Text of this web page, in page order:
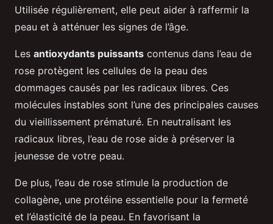
Utilisée régulièrement, elle peut aider à raffermir la
peau et à atténuer les signes de l’âge.
Les antioxydants puissants contenus dans l’eau de
rose protègent les cellules de la peau des
dommages causés par les radicaux libres. Ces
molécules instables sont l’une des principales causes
du vieillissement prématuré. En neutralisant les
radicaux libres, l’eau de rose aide à préserver la
jeunesse de votre peau.
De plus, l’eau de rose stimule la production de
collagène, une protéine essentielle pour la fermeté
et l’élasticité de la peau. En favorisant la